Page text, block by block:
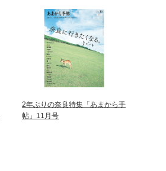
2年ぶりの奈良特集「あまから手
帖」11月号